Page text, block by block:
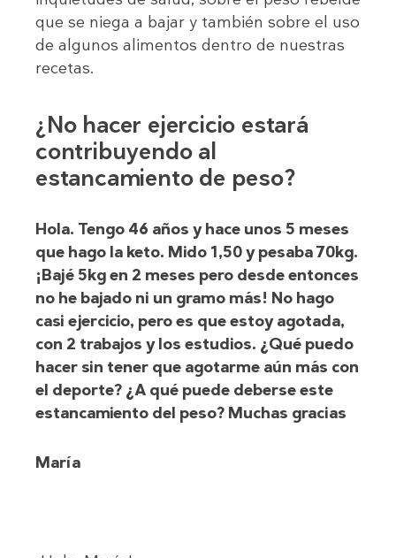
que se niega a bajar y también sobre el uso
de algunos alimentos dentro de nuestras
recetas.
¿No hacer ejercicio estará
contribuyendo al
estancamiento de peso?
Hola. Tengo 46 años y hace unos 5 meses
que hago la keto. Mido 1,50 y pesaba 70kg.
¡Bajé 5kg en 2 meses pero desde entonces
no he bajado ni un gramo más! No hago
casi ejercicio, pero es que estoy agotada,
con 2 trabajos y los estudios. ¿Qué puedo
hacer sin tener que agotarme aún más con
el deporte? ¿A qué puede deberse este
estancamiento del peso? Muchas gracias
María